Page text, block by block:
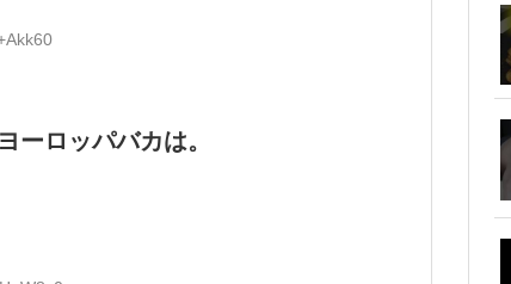
ーロッパバカは。